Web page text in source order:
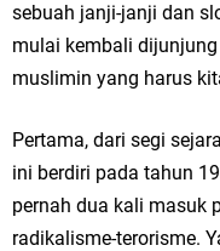
sebuah janji-janji dan
mulai kembali
muslimin yang harus
Pertama, dari segi
ini berdiri pada tahun
pernah dua kali masuk
radikalisme-terorisme.